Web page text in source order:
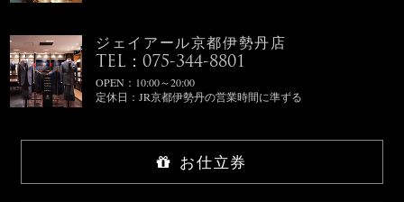
ジェイアール京都伊勢丹店
TEL：075-344-8801
OPEN：10:00～20:00
定休日：JR京都伊勢丹の営業時間に準ずる
お仕立券